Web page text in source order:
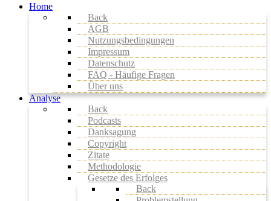
Home
Back
AGB
Nutzungsbedingungen
Impressum
Datenschutz
FAQ - Häufige Fragen
Über uns
Analyse
Back
Podcasts
Danksagung
Copyright
Zitate
Methodologie
Gesetze des Erfolges
Back